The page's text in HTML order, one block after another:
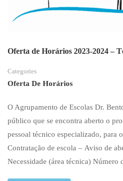
Oferta de Horários 2023-2024 –
Categories
Oferta De Horários
O Agrupamento de Escolas Dr.
público que se encontra aberto o
pessoal técnico especializado, para
Contratação de escola – Aviso de
Necessidade (área técnica) Número